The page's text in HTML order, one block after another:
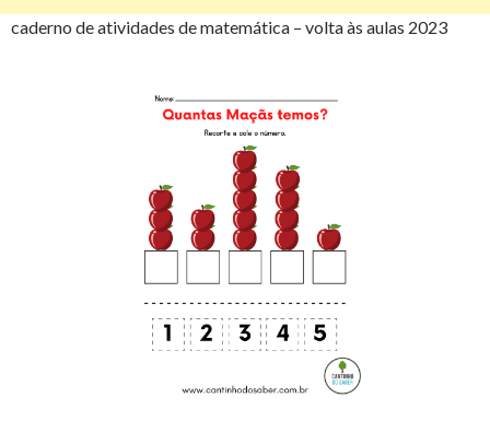
caderno de atividades de matemática – volta às aulas 2023